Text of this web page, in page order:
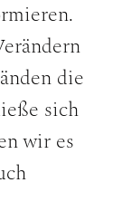
die
sich
wir es